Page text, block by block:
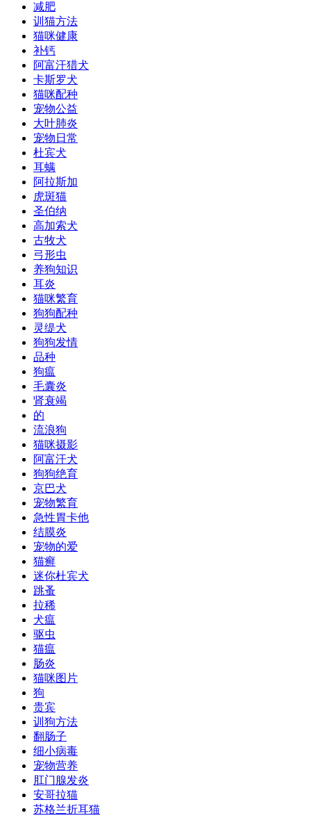
减肥
训猫方法
猫咪健康
补钙
阿富汗猎犬
卡斯罗犬
猫咪配种
宠物公益
大叶肺炎
宠物日常
杜宾犬
耳螨
阿拉斯加
虎斑猫
圣伯纳
高加索犬
古牧犬
弓形虫
养狗知识
耳炎
猫咪繁育
狗狗配种
灵缇犬
狗狗发情
品种
狗瘟
毛囊炎
肾衰竭
的
流浪狗
猫咪摄影
阿富汗犬
狗狗绝育
京巴犬
宠物繁育
急性胃卡他
结膜炎
宠物的爱
猫癣
迷你杜宾犬
跳蚤
拉稀
犬瘟
驱虫
猫瘟
肠炎
猫咪图片
狗
贵宾
训狗方法
翻肠子
细小病毒
宠物营养
肛门腺发炎
安哥拉猫
苏格兰折耳猫